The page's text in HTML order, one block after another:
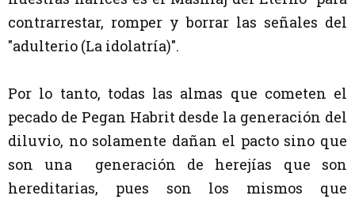
contrarrestar, romper y borrar las señales del
"adulterio (La idolatría)".
Por lo tanto, todas las almas que cometen el
pecado de Pegan Habrit desde la generación del
diluvio, no solamente dañan el pacto sino que
son una generación de herejías que son
hereditarias, pues son los mismos que